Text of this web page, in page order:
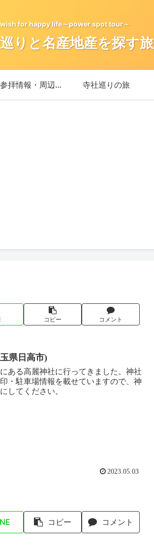
for happy life～power spot tour～
りと名産地産を探す旅
寺社の参拝情報・周辺情報 寺社巡りの旅
コピー コメント
県日高市)
ある高麗神社に行ってきました。神社
・駐車場情報を載せていますので、神
してください。
2023.05.03
コピー コメント